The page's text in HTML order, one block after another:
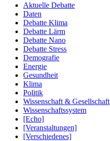
Aktuelle Debatte
Daten
Debatte Klima
Debatte Lärm
Debatte Nano
Debatte Stress
Demografie
Energie
Gesundheit
Klima
Politik
Wissenschaft & Gesellschaft
Wissenschaftssystem
[Echo]
[Veranstaltungen]
[Verschiedenes]